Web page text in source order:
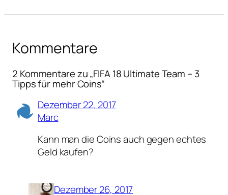
Kommentare
2 Kommentare zu „FIFA 18 Ultimate Team – 3
Tipps für mehr Coins“
Dezember 22, 2017
Marc
Kann man die Coins auch gegen echtes
Geld kaufen?
Dezember 26, 2017